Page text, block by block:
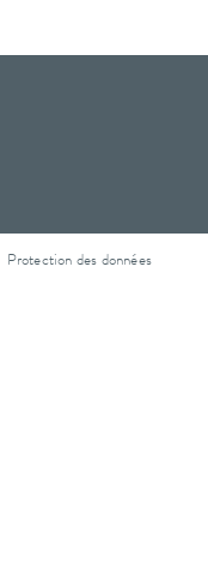
Protection des données